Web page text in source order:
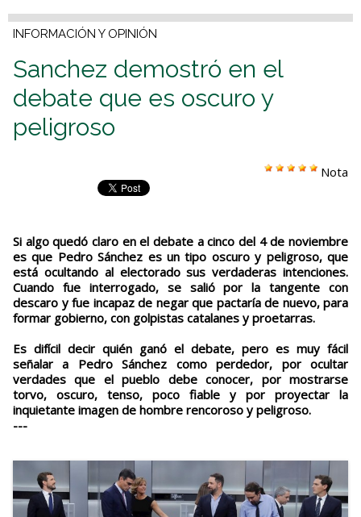
INFORMACIÓN Y OPINIÓN
Sanchez demostró en el
debate que es oscuro y
peligroso
Nota
Si algo quedó claro en el debate a cinco del 4 de noviembre
es que Pedro Sánchez es un tipo oscuro y peligroso, que
está ocultando al electorado sus verdaderas intenciones.
Cuando fue interrogado, se salió por la tangente con
descaro y fue incapaz de negar que pactaría de nuevo, para
formar gobierno, con golpistas catalanes y proetarras.
Es difícil decir quién ganó el debate, pero es muy fácil
señalar a Pedro Sánchez como perdedor, por ocultar
verdades que el pueblo debe conocer, por mostrarse
torvo, oscuro, tenso, poco fiable y por proyectar la
inquietante imagen de hombre rencoroso y peligroso.
---